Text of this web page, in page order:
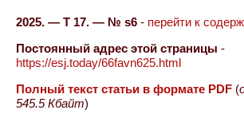
2025. — Т 17. — № s6 - перейти к
Постоянный адрес этой страницы -
https://esj.today/66favn625.html
Полный текст статьи в формате PDF (
545.5 Кбайт)